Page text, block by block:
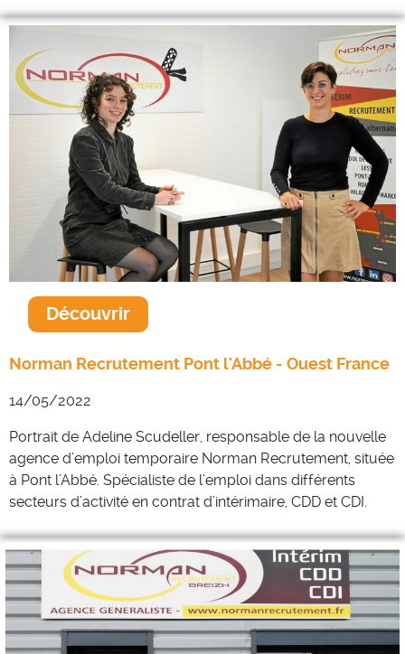
Découvrir
Norman Recrutement Pont l'Abbé - Ouest France
14/05/2022
Portrait de Adeline Scudeller, responsable de la nouvelle
agence d’emploi temporaire Norman Recrutement, située
à Pont l’Abbé. Spécialiste de l’emploi dans différents
secteurs d’activité en contrat d’intérimaire, CDD et CDI.